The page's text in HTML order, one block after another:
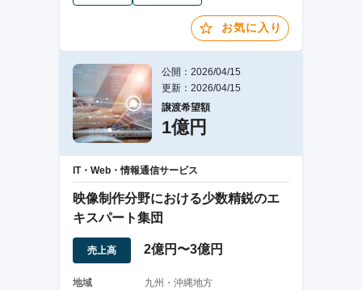
お気に入り
公開：2026/04/15
更新：2026/04/15
譲渡希望額
1億円
IT・Web・情報通信サービス
映像制作分野における少数精鋭のエ
キスパート集団
売上高 2億円〜3億円
地域
九州・沖縄地方